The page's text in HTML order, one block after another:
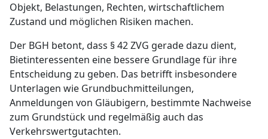
Objekt, Belastungen, Rechten, wirtschaftlichem
Zustand und möglichen Risiken machen.
Der BGH betont, dass § 42 ZVG gerade dazu dient,
Bietinteressenten eine bessere Grundlage für ihre
Entscheidung zu geben. Das betrifft insbesondere
Unterlagen wie Grundbuchmitteilungen,
Anmeldungen von Gläubigern, bestimmte Nachweise
zum Grundstück und regelmäßig auch das
Verkehrswertgutachten.